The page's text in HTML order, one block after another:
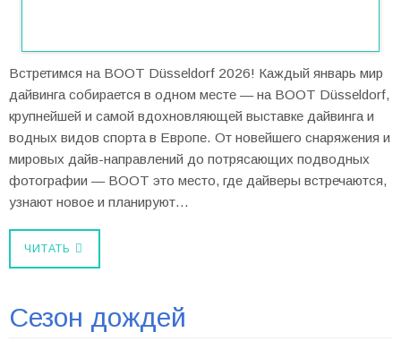
Встретимся на BOOT Düsseldorf 2026! Каждый январь мир
дайвинга собирается в одном месте — на BOOT Düsseldorf,
крупнейшей и самой вдохновляющей выставке дайвинга и
водных видов спорта в Европе. От новейшего снаряжения и
мировых дайв-направлений до потрясающих подводных
фотографии — BOOT это место, где дайверы встречаются,
узнают новое и планируют…
ЧИТАТЬ
Сезон дождей